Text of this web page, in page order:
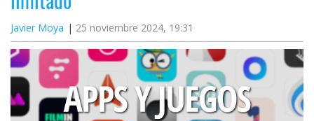
Redes
sociales
Plataformas
streaming
Javier Moya 25 noviembre 2024, 19:31